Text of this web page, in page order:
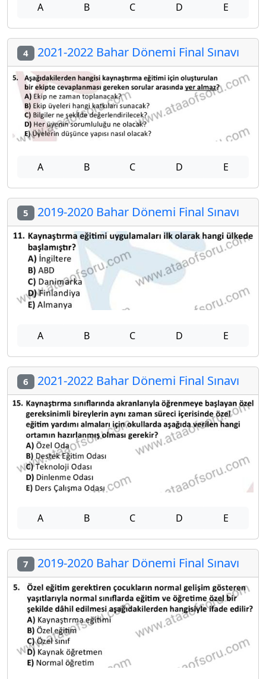
A B C D E
4 2021-2022 Bahar Dönemi Final Sınavı
A B C D E
5 2019-2020 Bahar Dönemi Final Sınavı
A B C D E
6 2021-2022 Bahar Dönemi Final Sınavı
A B C D E
7 2019-2020 Bahar Dönemi Final Sınavı